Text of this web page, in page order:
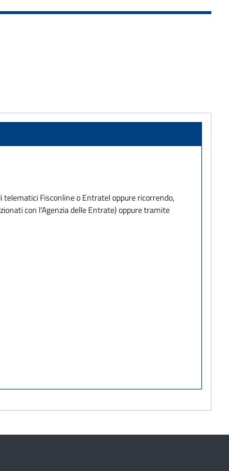
Fisconline o Entratel oppure ricorrendo,
con l'Agenzia delle Entrate) oppure tramite